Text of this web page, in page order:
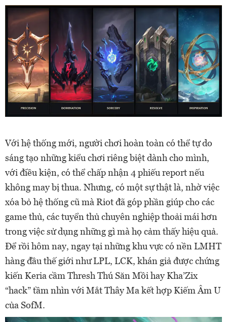
Với hệ thống mới, người chơi hoàn toàn có thể tự do
sáng tạo những kiểu chơi riêng biệt dành cho mình,
với điều kiện, có thể chấp nhận 4 phiếu report nếu
không may bị thua. Nhưng, có một sự thật là, nhờ việc
xóa bỏ hệ thống cũ mà Riot đã góp phần giúp cho các
game thủ, các tuyển thủ chuyên nghiệp thoải mái hơn
trong việc sử dụng những gì mà họ cảm thấy hiệu quả.
Để rồi hôm nay, ngay tại những khu vực có nền LMHT
hàng đầu thế giới như LPL, LCK, khán giả được chứng
kiến Keria cầm Thresh Thú Săn Mồi hay Kha’Zix
“hack” tầm nhìn với Mắt Thây Ma kết hợp Kiếm Âm U
của SofM.